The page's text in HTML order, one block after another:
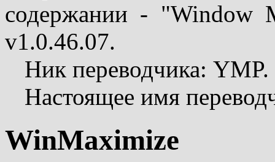
содержании - "Window
v1.0.46.07.
Ник переводчика: YMP.
Настоящее имя
WinMaximize